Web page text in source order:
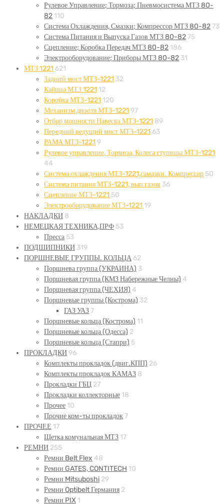
Рулевое Управление; Тормоза; Пневмосистема МТЗ 80-
82 110
Система Охлаждения, Смазки; Компрессор МТЗ 80-8273
Система Питания и Выпуска Газов МТЗ 80-8275
Сцепление; Коробка Передач МТЗ 80-82 186
Электрооборудование; Приборы МТЗ 80-82 31
МТЗ 1221 621
Задний мост МТЗ-1221 32
Кабина МТЗ 1221 12
Коробка МТЗ-1221 120
Механизм дизеля МТЗ-1221 97
Отбор мощности Навеска МТЗ-1221 89
Передний ведущий мост МТЗ-1221 63
РАМА МТЗ-1221 9
Рулевое управление, Тормоза, Колеса ступицы МТЗ-1221
44
Система охлаждения МТЗ-1221,самазки. Компрессор 50
Система питания МТЗ-1221, вып газов 36
Сцепление МТЗ-1221 50
Электрооборудование МТЗ-1221 19
НАКЛАДКИ 8
НЕМЕЦКАЯ ТЕХНИКА,ПРФ 53
Пресса 53
ПОДШИПНИКИ 319
ПОРШНЕВЫЕ ГРУППЫ. КОЛЬЦА 62
Поршнева группа (УКРАИНА) 3
Поршневая группа (КМЗ Набережные Челны) 4
Поршневая группа (ЧЕХИЯ) 4
Поршневые группы (Кострома) 32
ГАЗ УАЗ7
Поршневые кольца (Кострома) 11
Поршневые кольца (Одесса) 2
Поршневые кольца (Стапри) 5
ПРОКЛАДКИ 96
Комплекты прокладок (двиг.КПП) 26
Комплекты прокладок КАМАЗ 8
Прокладки ГБЦ 27
Прокладки коллекторные 18
Прочее 10
Прочие ком-ты прокладок7
ПРОЧЕЕ 17
Щетка комунальная МТЗ 17
РЕМНИ 255
Ремни Belt Flex 48
Ремни GATES, CONTITECH 10
Ремни Mitsuboshi 29
Ремни Optibelt Германия 2
Ремни PIX 1